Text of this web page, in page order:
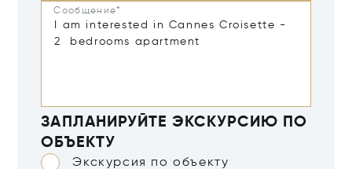
Сообщение*
ЗАПЛАНИРУЙТЕ ЭКСКУРСИЮ ПО
ОБЪЕКТУ
Экскурсия по объекту